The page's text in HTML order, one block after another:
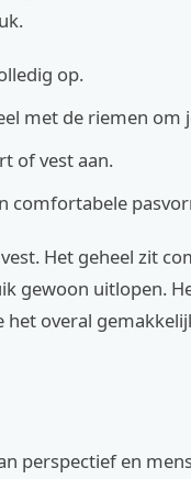
op.
met de riemen om
of vest aan.
comfortabele
Het geheel zit
gewoon uitlopen.
het overal
perspectief en